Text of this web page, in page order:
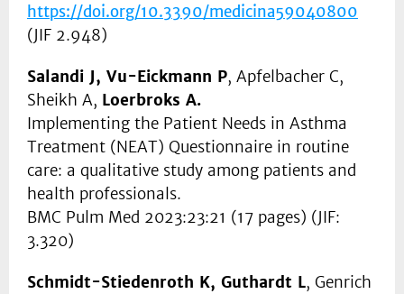
https://doi.org/10.3390/medicina59040800
(JIF 2.948)
Salandi J, Vu-Eickmann P, Apfelbacher C,
Sheikh A, Loerbroks A.
Implementing the Patient Needs in Asthma
Treatment (NEAT) Questionnaire in routine
care: a qualitative study among patients and
health professionals.
BMC Pulm Med 2023:23:21 (17 pages) (JIF:
3.320)
Schmidt-Stiedenroth K, Guthardt L, Genrich